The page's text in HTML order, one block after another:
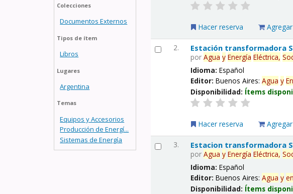
Colecciones
Documentos Externos
Tipos de ítem
Libros
Lugares
Argentina
Temas
Equipos y Accesorios
Producción de Energí...
Sistemas de Energía
Hacer reserva
2. Estación transformadora
porAgua y Energía Eléctrica,
Idioma:Español
Editor:Buenos Aires:Agua y
Disponibilidad: Ítems
Hacer reserva
3. Estacion transformadora
porAgua y Energía Eléctrica,
Idioma:Español
Editor:Buenos Aires:Agua y
Disponibilidad: Ítems